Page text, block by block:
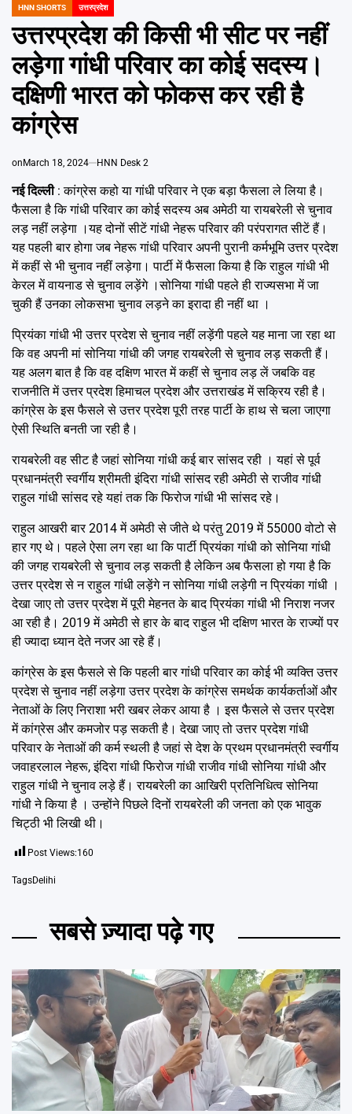
POSTED
HNN SHORTS उत्तरप्रदेश
उत्तरप्रदेश की किसी भी सीट पर नहीं
लड़ेगा गांधी परिवार का कोई सदस्य।
दक्षिणी भारत को फोकस कर रही है
कांग्रेस
onMarch 18, 2024 HNN Desk 2
नई दिल्ली: कांग्रेस कहो या गांधी परिवार ने एक बड़ा फैसला ले लिया है।
फैसला है कि गांधी परिवार का कोई सदस्य अब अमेठी या रायबरेली से चुनाव
लड़ नहीं लड़ेगा ।यह दोनों सीटें गांधी नेहरू परिवार की परंपरागत सीटें हैं।
यह पहली बार होगा जब नेहरू गांधी परिवार अपनी पुरानी कर्मभूमि उत्तर प्रदेश
में कहीं से भी चुनाव नहीं लड़ेगा। पार्टी में फैसला किया है कि राहुल गांधी भी
केरल में वायनाड से चुनाव लड़ेंगे ।सोनिया गांधी पहले ही राज्यसभा में जा
चुकी हैं उनका लोकसभा चुनाव लड़ने का इरादा ही नहीं था ।
प्रियंका गांधी भी उत्तर प्रदेश से चुनाव नहीं लड़ेंगी पहले यह माना जा रहा था
कि वह अपनी मां सोनिया गांधी की जगह रायबरेली से चुनाव लड़ सकती हैं।
यह अलग बात है कि वह दक्षिण भारत में कहीं से चुनाव लड़ लें जबकि वह
राजनीति में उत्तर प्रदेश हिमाचल प्रदेश और उत्तराखंड में सक्रिय रही है।
कांग्रेस के इस फैसले से उत्तर प्रदेश पूरी तरह पार्टी के हाथ से चला जाएगा
ऐसी स्थिति बनती जा रही है।
रायबरेली वह सीट है जहां सोनिया गांधी कई बार सांसद रही । यहां से पूर्व
प्रधानमंत्री स्वर्गीय श्रीमती इंदिरा गांधी सांसद रही अमेठी से राजीव गांधी
राहुल गांधी सांसद रहे यहां तक कि फिरोज गांधी भी सांसद रहे।
राहुल आखरी बार 2014 में अमेठी से जीते थे परंतु 2019 में 55000 वोटो से
हार गए थे। पहले ऐसा लग रहा था कि पार्टी प्रियंका गांधी को सोनिया गांधी
की जगह रायबरेली से चुनाव लड़ सकती है लेकिन अब फैसला हो गया है कि
उत्तर प्रदेश से न‌ राहुल गांधी लड़ेंगे न सोनिया गांधी लड़ेगी न प्रियंका गांधी ।
देखा जाए तो उत्तर प्रदेश में पूरी मेहनत के बाद प्रियंका गांधी भी निराश नजर
आ रही है। 2019 में अमेठी से हार के बाद राहुल भी दक्षिण भारत के राज्यों पर
ही ज्यादा ध्यान देते नजर आ रहे हैं।
कांग्रेस के इस फैसले से कि पहली बार गांधी परिवार का कोई भी व्यक्ति उत्तर
प्रदेश से चुनाव नहीं लड़ेगा उत्तर प्रदेश के कांग्रेस समर्थक कार्यकर्ताओं और
नेताओं के लिए निराशा भरी खबर लेकर आया है । इस फैसले से उत्तर प्रदेश
में कांग्रेस और कमजोर पड़ सकती है। देखा जाए तो उत्तर प्रदेश गांधी
परिवार के नेताओं की कर्म स्थली है जहां से देश के प्रथम प्रधानमंत्री स्वर्गीय
जवाहरलाल नेहरू, इंदिरा गांधी फिरोज गांधी राजीव गांधी सोनिया गांधी और
राहुल गांधी ने चुनाव लड़े हैं। रायबरेली का आखिरी प्रतिनिधित्व सोनिया
गांधी ने किया है । उन्होंने पिछले दिनों रायबरेली की जनता को एक भावुक
चिट्ठी भी लिखी थी।
Post Views:160
TagsDelihi
सबसे ज़्यादा पढ़े गए